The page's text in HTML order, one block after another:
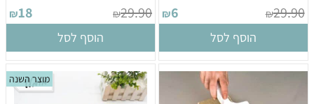
₪29.90
₪6
הוסף לסל
₪29.90
₪18
הוסף לסל
מוצר השנה